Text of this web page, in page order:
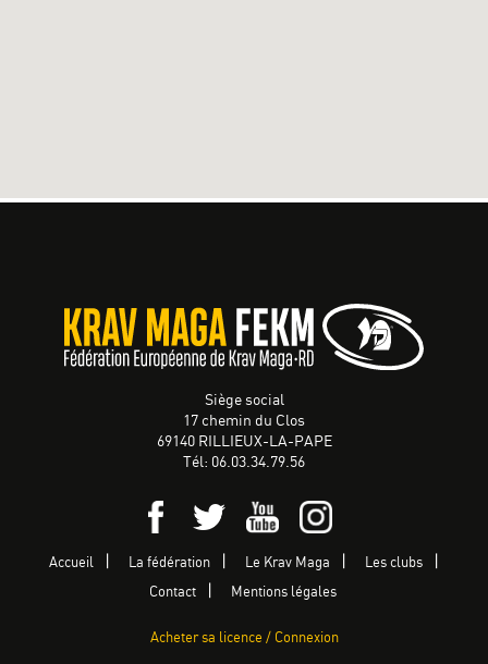
Siège social
17 chemin du Clos
69140 RILLIEUX-LA-PAPE
Tél: 06.03.34.79.56
Accueil La fédération Le Krav Maga Les clubs
Contact Mentions légales
Acheter sa licence / Connexion